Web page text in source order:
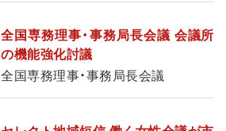
全国専務理事・事務局長会議 会議所
の機能強化討議
全国専務理事・事務局長会議